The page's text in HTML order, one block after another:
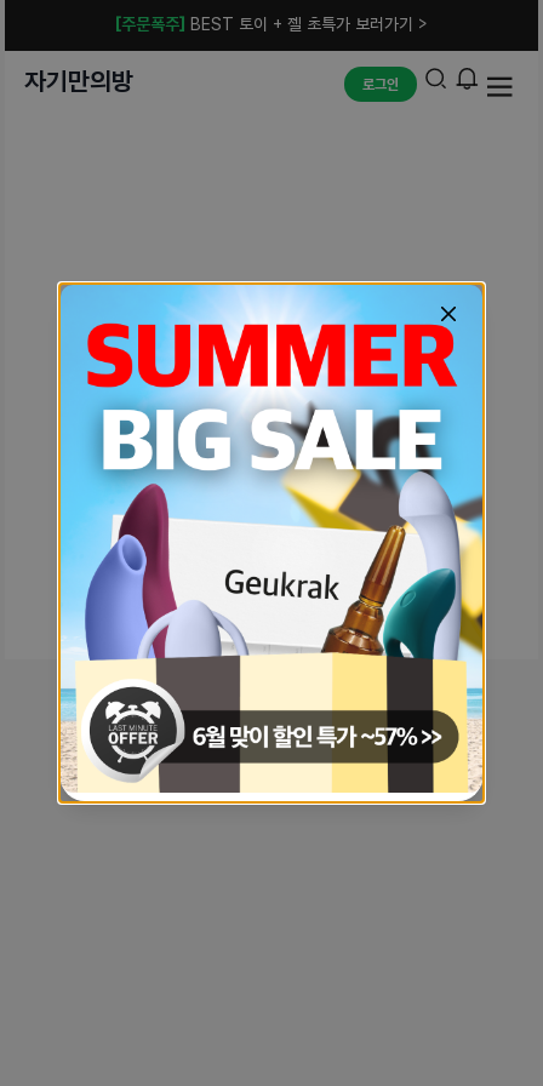
[주문폭주] BEST 토이 + 젤 초특가 보러가기 >
자기만의방 로그인
예상치 못한 에러입니다.